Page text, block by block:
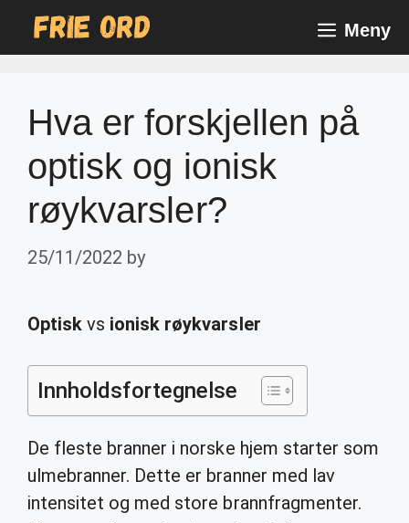
Meny
Hva er forskjellen på
optisk og ionisk
røykvarsler?
25/11/2022 by
Optisk vs ionisk røykvarsler
Innholdsfortegnelse
De fleste branner i norske hjem starter som
ulmebranner. Dette er branner med lav
intensitet og med store brannfragmenter.